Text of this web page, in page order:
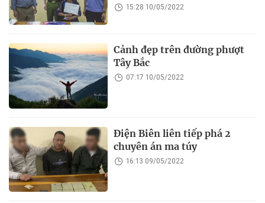
15:28 10/05/2022
Cảnh đẹp trên đường phượt
Tây Bắc
07:17 10/05/2022
Điện Biên liên tiếp phá 2
chuyên án ma túy
16:13 09/05/2022